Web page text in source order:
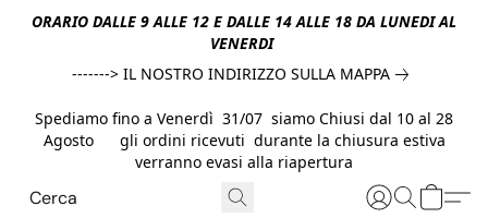
ORARIO DALLE 9 ALLE 12 E DALLE 14 ALLE 18 DA LUNEDI AL
VENERDI
-------> IL NOSTRO INDIRIZZO SULLA MAPPA
Spediamo fino a Venerdì 31/07 siamo Chiusi dal 10 al 28
Agosto gli ordini ricevuti durante la chiusura estiva
verranno evasi alla riapertura